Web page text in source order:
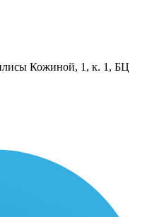
Кожиной, 1, к. 1, БЦ